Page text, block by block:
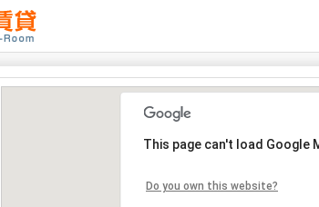
This page can't load Google
Do you own this website?